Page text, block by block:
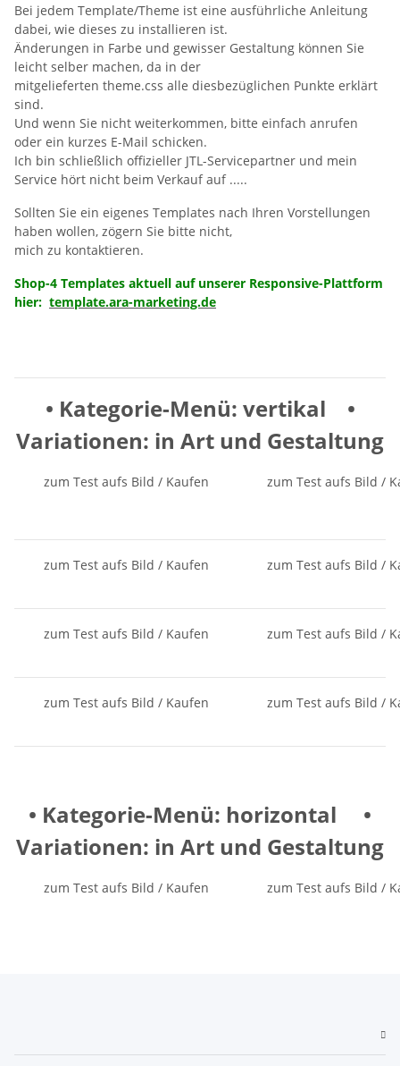
Bei jedem Template/Theme ist eine ausführliche Anleitung
dabei, wie dieses zu installieren ist.
Änderungen in Farbe und gewisser Gestaltung können Sie
leicht selber machen, da in der
mitgelieferten theme.css alle diesbezüglichen Punkte erklärt
sind.
Und wenn Sie nicht weiterkommen, bitte einfach anrufen
oder ein kurzes E-Mail schicken.
Ich bin schließlich offizieller JTL-Servicepartner und mein
Service hört nicht beim Verkauf auf .....
Sollten Sie ein eigenes Templates nach Ihren Vorstellungen
haben wollen, zögern Sie bitte nicht,
mich zu kontaktieren.
Shop-4 Templates aktuell auf unserer Responsive-Plattform
hier: template.ara-marketing.de
• Kategorie-Menü: vertikal •
Variationen: in Art und Gestaltung
zum Test aufs Bild / Kaufen zum Test aufs Bild /
zum Test aufs Bild / Kaufen zum Test aufs Bild /
zum Test aufs Bild / Kaufen zum Test aufs Bild /
zum Test aufs Bild / Kaufen zum Test aufs Bild /
• Kategorie-Menü: horizontal •
Variationen: in Art und Gestaltung
zum Test aufs Bild / Kaufen zum Test aufs Bild /